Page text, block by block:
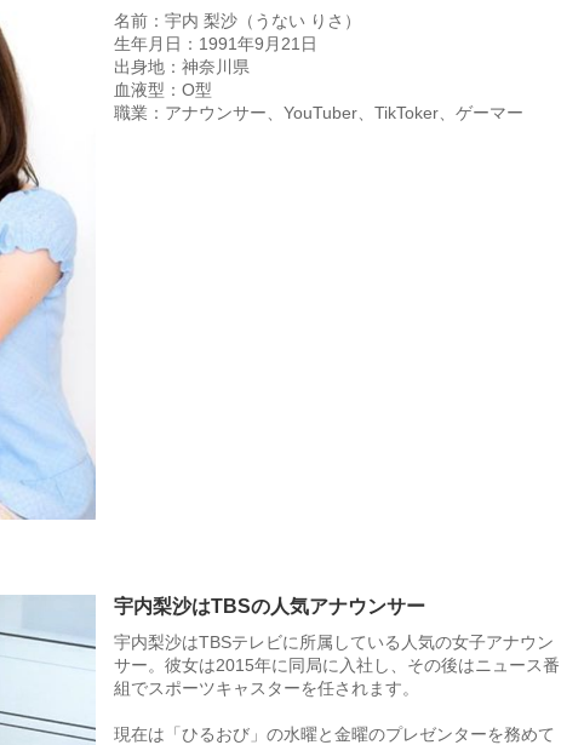
名前：宇内 梨沙（うない りさ）
生年月日：1991年9月21日
出身地：神奈川県
血液型：O型
職業：アナウンサー、YouTuber、TikToker、ゲーマー
宇内梨沙はTBSの人気アナウンサー
宇内梨沙はTBSテレビに所属している人気の女子アナウン
サー。彼女は2015年に同局に入社し、その後はニュース番
組でスポーツキャスターを任されます。
現在は「ひるおび」の水曜と金曜のプレゼンターを務めて